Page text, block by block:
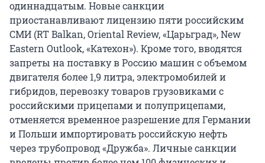
одиннадцатым. Новые санкции
приостанавливают лицензию пяти российским
СМИ (RT Balkan, Oriental Review, «Царьград», New
Eastern Outlook, «Катехон»). Кроме того, вводятся
запреты на поставку в Россию машин с объемом
двигателя более 1,9 литра, электромобилей и
гибридов, перевозку товаров грузовиками с
российскими прицепами и полуприцепами,
отменяется временное разрешение для Германии
и Польши импортировать российскую нефть
через трубопровод «Дружба». Личные санкции